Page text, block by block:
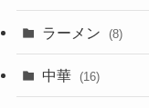
ラーメン (8)
中華 (16)